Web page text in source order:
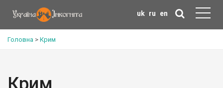
uk ru en
Головна > Крим